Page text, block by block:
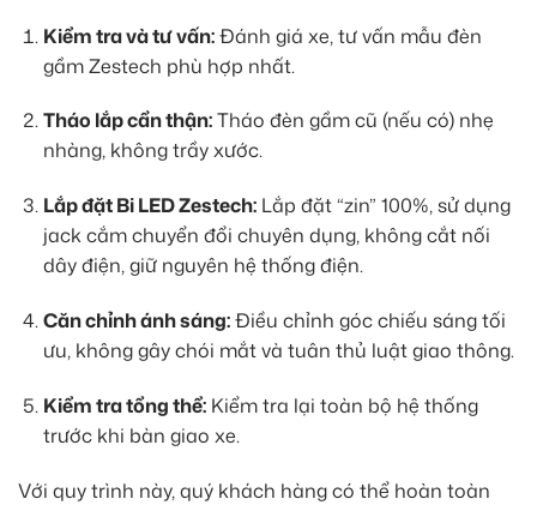
Kiểm tra và tư vấn:Đánh giá xe, tư vấn mẫu đèn
gầm Zestech phù hợp nhất.
Tháo lắp cẩn thận:Tháo đèn gầm cũ (nếu có) nhẹ
nhàng, không trầy xước.
Lắp đặt Bi LED Zestech:Lắp đặt “zin” 100%, sử dụng
jack cắm chuyển đổi chuyên dụng, không cắt nối
dây điện, giữ nguyên hệ thống điện.
Căn chỉnh ánh sáng:Điều chỉnh góc chiếu sáng tối
ưu, không gây chói mắt và tuân thủ luật giao thông.
Kiểm tra tổng thể:Kiểm tra lại toàn bộ hệ thống
trước khi bàn giao xe.
Với quy trình này, quý khách hàng có thể hoàn toàn